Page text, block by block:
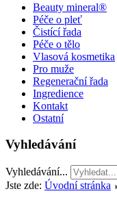
Beauty mineral®
Péče o pleť
Čistící řada
Péče o tělo
Vlasová kosmetika
Pro muže
Regenerační řada
Ingredience
Kontakt
Ostatní
Vyhledávání
Vyhledávání...
Jste zde: Úvodní stránka